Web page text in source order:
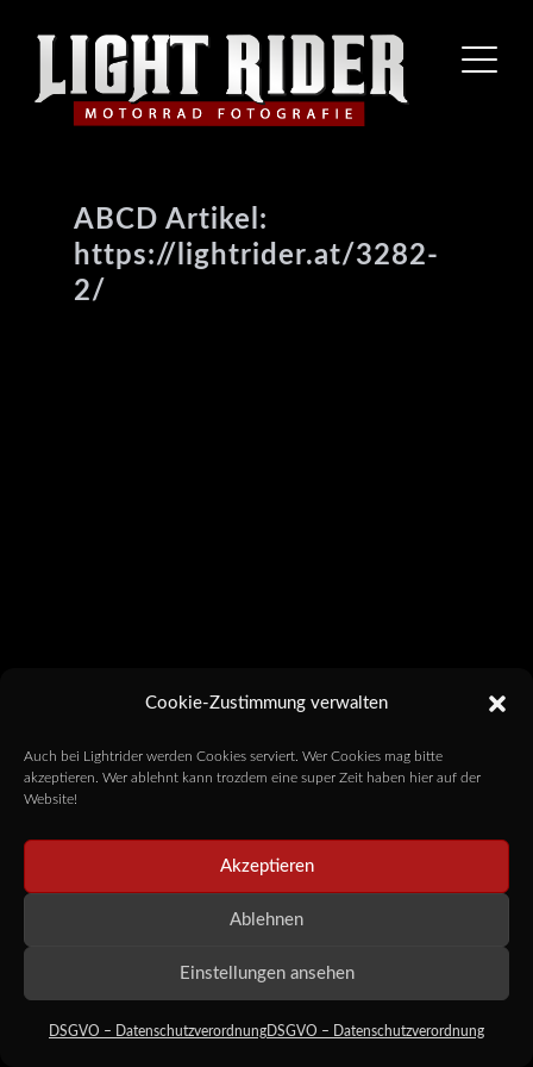
Cookie-Zustimmung verwalten
Auch bei Lightrider werden Cookies serviert. Wer Cookies mag bitte
akzeptieren. Wer ablehnt kann trozdem eine super Zeit haben hier auf der
Website!
Akzeptieren
Ablehnen
Einstellungen ansehen
DSGVO – Datenschutzverordnung DSGVO – Datenschutzverordnung
ABCD Artikel:
https://lightrider.at/3282-
2/